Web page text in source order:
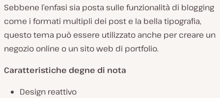
Sebbene l’enfasi sia posta sulle funzionalità di blogging
come i formati multipli dei post e la bella tipografia,
questo tema può essere utilizzato anche per creare un
negozio online o un sito web di portfolio.
Caratteristiche degne di nota
Design reattivo